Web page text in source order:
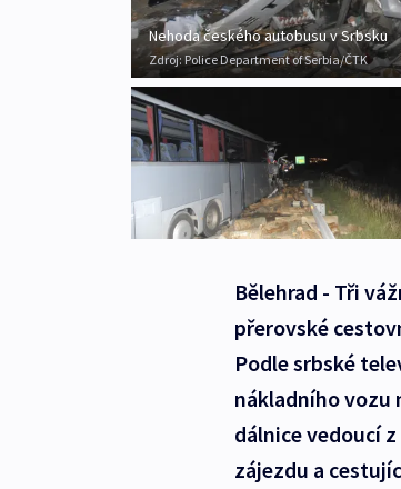
Nehoda českého autobusu v Srbsku
Zdroj:Police Department of Serbia/ČTK
Bělehrad - Tři
přerovské
Podle srbské
nákladního vozu
dálnice vedoucí
zájezdu a